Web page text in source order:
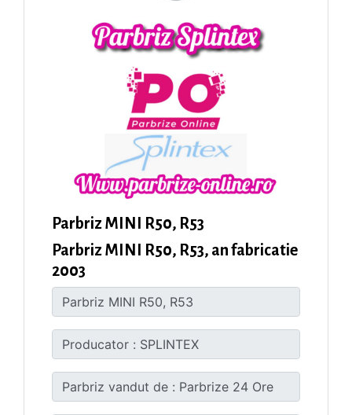
Parbriz MINI R50, R53
Parbriz MINI R50, R53, an fabricatie
2003